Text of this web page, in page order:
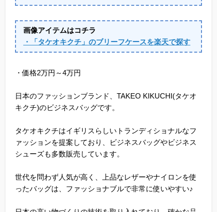
画像アイテムはコチラ
・「タケオキクチ」のブリーフケースを楽天で探す
・価格2万円～4万円
日本のファッションブランド、TAKEO KIKUCHI(タケオ
キクチ)のビジネスバッグです。
タケオキクチはイギリスらしいトランディショナルなフ
ァッションを提案しており、ビジネスバッグやビジネス
シューズも多数販売しています。
世代を問わず人気が高く、上品なレザーやナイロンを使
ったバッグは、ファッショナブルで非常に使いやすい♪